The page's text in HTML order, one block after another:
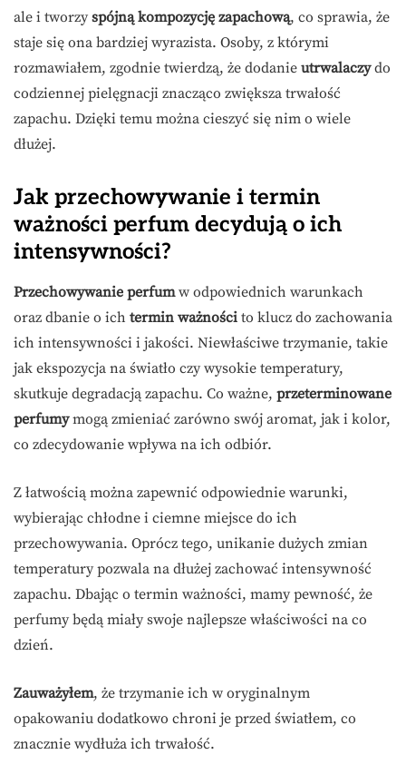
ale i tworzy spójną kompozycję zapachową, co sprawia, że
staje się ona bardziej wyrazista. Osoby, z którymi
rozmawiałem, zgodnie twierdzą, że dodanie utrwalaczydo
codziennej pielęgnacji znacząco zwiększa trwałość
zapachu. Dzięki temu można cieszyć się nim o wiele
dłużej.
Jak przechowywanie i termin
ważności perfum decydują o ich
intensywności?
Przechowywanie perfumw odpowiednich warunkach
oraz dbanie o ich termin ważności to klucz do zachowania
ich intensywności i jakości. Niewłaściwe trzymanie, takie
jak ekspozycja na światło czy wysokie temperatury,
skutkuje degradacją zapachu. Co ważne, przeterminowane
perfumymogą zmieniać zarówno swój aromat, jak i kolor,
co zdecydowanie wpływa na ich odbiór.
Z łatwością można zapewnić odpowiednie warunki,
wybierając chłodne i ciemne miejsce do ich
przechowywania. Oprócz tego, unikanie dużych zmian
temperatury pozwala na dłużej zachować intensywność
zapachu. Dbając o termin ważności, mamy pewność, że
perfumy będą miały swoje najlepsze właściwości na co
dzień.
Zauważyłem, że trzymanie ich w oryginalnym
opakowaniu dodatkowo chroni je przed światłem, co
znacznie wydłuża ich trwałość.